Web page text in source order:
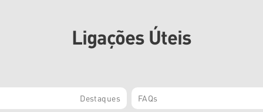
Ligações Úteis
Destaques FAQs